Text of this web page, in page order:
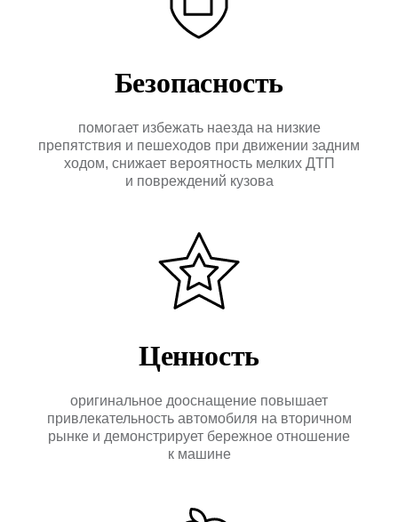
Безопасность
помогает избежать наезда на низкие
препятствия и пешеходов при движении задним
ходом, снижает вероятность мелких ДТП
и повреждений кузова
Ценность
оригинальное дооснащение повышает
привлекательность автомобиля на вторичном
рынке и демонстрирует бережное отношение
к машине
на вопросы
и мы перезвоним
Оригинальное дооснащение
автомобилей Porsche
ПРИМЕРЫ
РАБОТ
КОМПАНИИ
+7 495 760-76-56
Москва, ул. 1-я Магистральная д. 8, с. 7